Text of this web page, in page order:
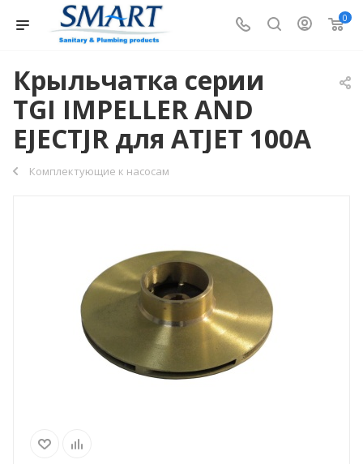
0
Крыльчатка серии
TGI IMPELLER AND
EJECTJR для ATJET 100A
Комплектующие к насосам